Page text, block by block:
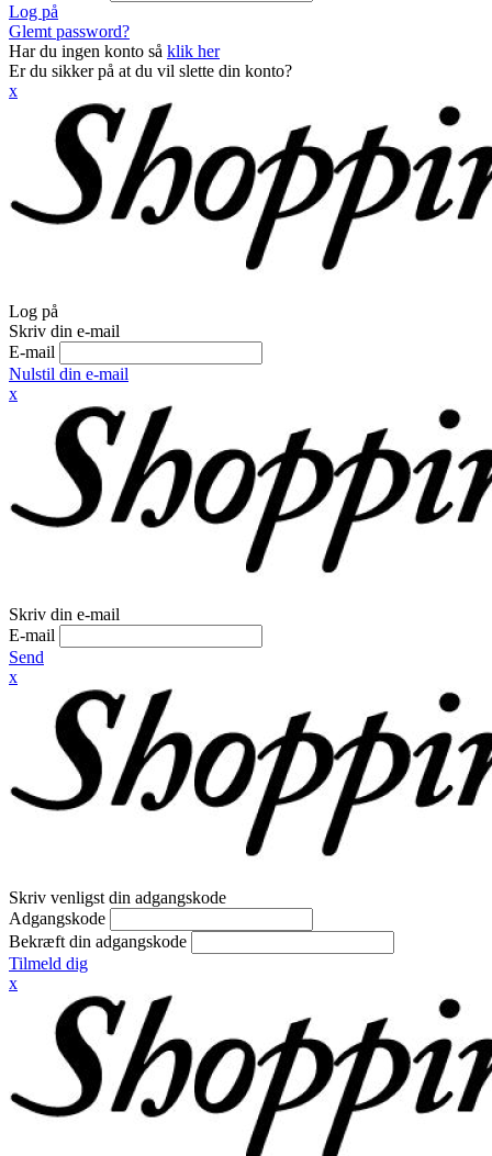
Log på
Glemt password?
Har du ingen konto så klik her
Er du sikker på at du vil slette din konto?
x
Log på
Skriv din e-mail
E-mail
Nulstil din e-mail
x
Skriv din e-mail
E-mail
Send
x
Skriv venligst din adgangskode
Adgangskode
Bekræft din adgangskode
Tilmeld dig
x